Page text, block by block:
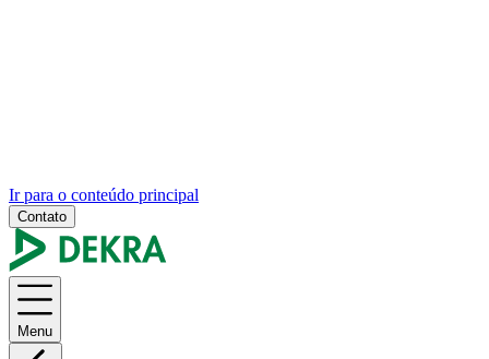
Ir para o conteúdo principal
Contato
Menu